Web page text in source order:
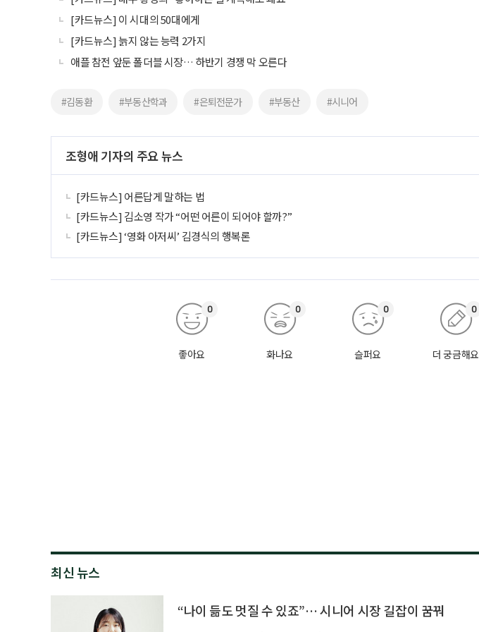
[카드뉴스] 이 시대의 50대에게
[카드뉴스] 늙지 않는 능력 2가지
애플 참전 앞둔 폴더블 시장… 하반기 경쟁 막 오른다
#김동환 #부동산학과 #은퇴전문가 #부동산 #시니어
조형애 기자의 주요 뉴스
[카드뉴스] 어른답게 말하는 법
[카드뉴스] 김소영 작가 “어떤 어른이 되어야 할까?”
[카드뉴스] ‘영화 아저씨’ 김경식의 행복론
좋아요
0
화나요
0
슬퍼요
0
더 궁금해요
0
최신 뉴스
“나이 듦도 멋질 수 있죠”… 시니어 시장 길잡이 꿈꿔